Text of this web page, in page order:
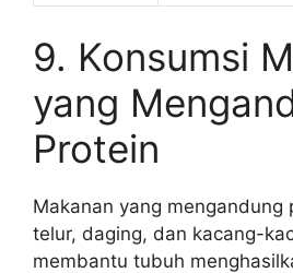
9. Konsumsi
yang
Protein
Makanan yang mengandung
telur, daging, dan kacang-
membantu tubuh